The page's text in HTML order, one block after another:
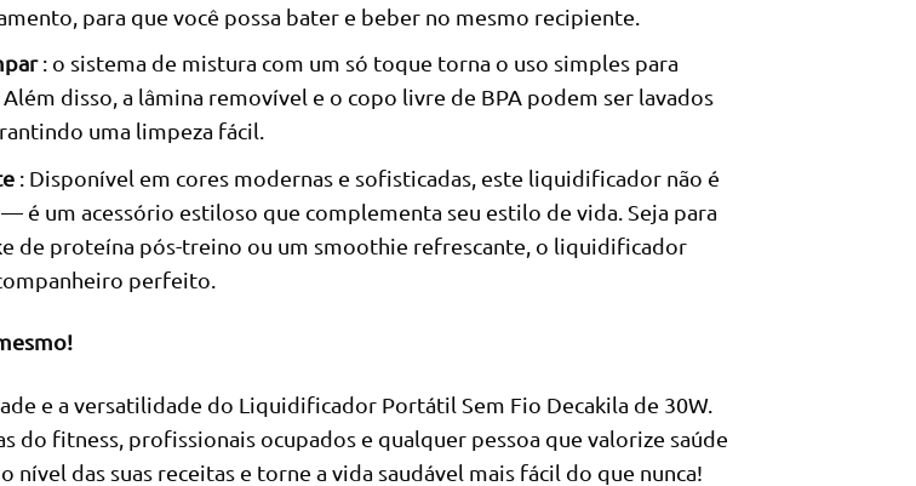
para que você possa bater e beber no mesmo recipiente.
: o sistema de mistura com um só toque torna o uso simples para
disso, a lâmina removível e o copo livre de BPA podem ser lavados
uma limpeza fácil.
: Disponível em cores modernas e sofisticadas, este liquidificador não é
é um acessório estiloso que complementa seu estilo de vida. Seja para
de proteína pós-treino ou um smoothie refrescante, o liquidificador
perfeito.
e a versatilidade do Liquidificador Portátil Sem Fio Decakila de 30W.
do fitness, profissionais ocupados e qualquer pessoa que valorize saúde
nível das suas receitas e torne a vida saudável mais fácil do que nunca!